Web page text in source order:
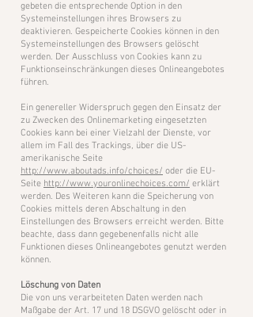
gebeten die entsprechende Option in den
Systemeinstellungen ihres Browsers zu
deaktivieren. Gespeicherte Cookies können in den
Systemeinstellungen des Browsers gelöscht
werden. Der Ausschluss von Cookies kann zu
Funktionseinschränkungen dieses Onlineangebotes
führen.
Ein genereller Widerspruch gegen den Einsatz der
zu Zwecken des Onlinemarketing eingesetzten
Cookies kann bei einer Vielzahl der Dienste, vor
allem im Fall des Trackings, über die US-
amerikanische Seite
http://www.aboutads.info/choices/ oder die EU-
Seite http://www.youronlinechoices.com/ erklärt
werden. Des Weiteren kann die Speicherung von
Cookies mittels deren Abschaltung in den
Einstellungen des Browsers erreicht werden. Bitte
beachte, dass dann gegebenenfalls nicht alle
Funktionen dieses Onlineangebotes genutzt werden
können.
​Löschung von Daten
​Die von uns verarbeiteten Daten werden nach
Maßgabe der Art. 17 und 18 DSGVO gelöscht oder in